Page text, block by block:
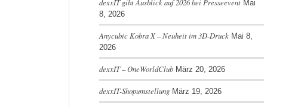
dexxIT gibt Ausblick auf 2026 bei Presseevent Mai
8, 2026
Anycubic Kobra X – Neuheit im 3D-Druck Mai 8,
2026
dexxIT – OneWorldClub März 20, 2026
dexxIT-Shopumstellung März 19, 2026